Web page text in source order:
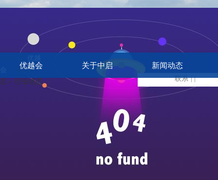
优越会 关于中启 新闻动态
联系 | |
> 新闻动
态 > 行业动态